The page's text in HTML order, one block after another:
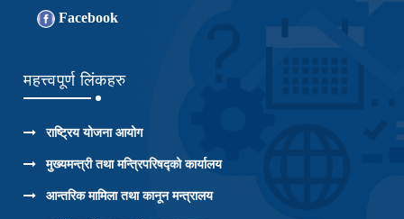
Facebook
महत्त्वपूर्ण लिंकहरु
राष्ट्रिय योजना आयोग
मुख्यमन्त्री तथा मन्त्रिपरिषद्को कार्यालय
आन्तरिक मामिला तथा कानून मन्त्रालय